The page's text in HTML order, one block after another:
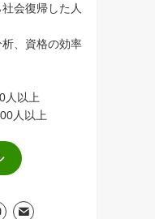
会復帰した人
、資格の効率
人以上
人以上